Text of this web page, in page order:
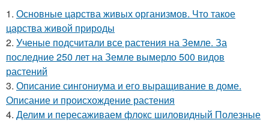
1. Основные царства живых организмов. Что такое
царства живой природы
2. Ученые подсчитали все растения на Земле. За
последние 250 лет на Земле вымерло 500 видов
растений
3. Описание сингониума и его выращивание в доме.
Описание и происхождение растения
4. Делим и пересаживаем флокс шиловидный Полезные